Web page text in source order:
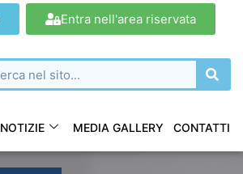
Entra nell'area riservata
NOTIZIE MEDIA GALLERY CONTATTI